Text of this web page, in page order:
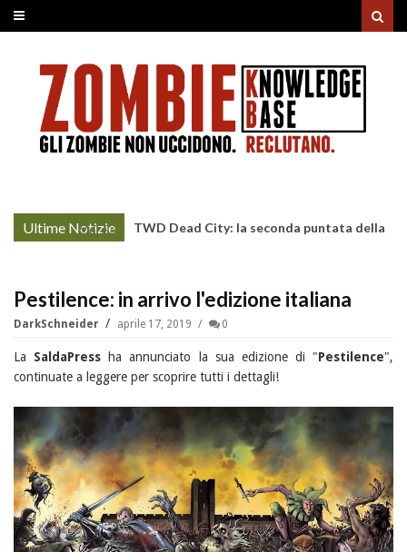
Ultime Notizie
More »
TWD Dead City: la seconda puntata della
Pestilence: in arrivo l'edizione italiana
DarkSchneider aprile 17, 2019 0
La SaldaPress ha annunciato la sua edizione di "Pestilence",
continuate a leggere per scoprire tutti i dettagli!